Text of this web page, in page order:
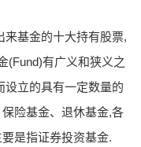
来基金的十大持有股票,
(Fund)有广义和狭义之
设立的具有一定数量的
险基金、退休基金,各
是指证券投资基金.